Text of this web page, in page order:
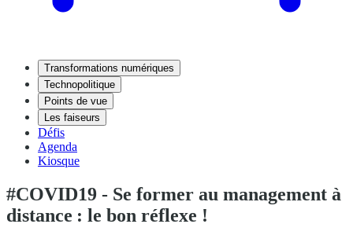
Transformations numériques
Technopolitique
Points de vue
Les faiseurs
Défis
Agenda
Kiosque
#COVID19 - Se former au management à
distance : le bon réflexe !